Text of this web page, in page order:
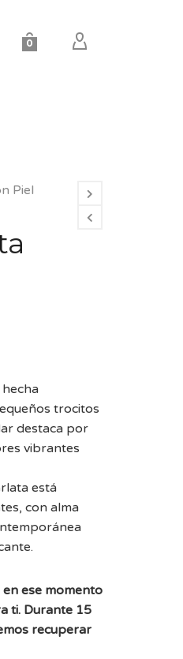
0
Piel
trocitos
destaca por
vibrantes
está
con alma
ese momento
ti. Durante 15
recuperar